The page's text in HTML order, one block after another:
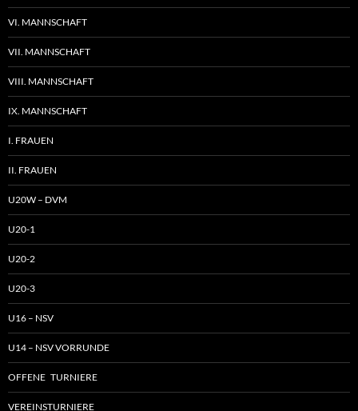
VI. MANNSCHAFT
VII. MANNSCHAFT
VIII. MANNSCHAFT
IX. MANNSCHAFT
I. FRAUEN
II. FRAUEN
U20W – DVM
U20-1
U20-2
U20-3
U16 – NSV
U14 – NSV VORRUNDE
OFFENE TURNIERE
VEREINSTURNIERE